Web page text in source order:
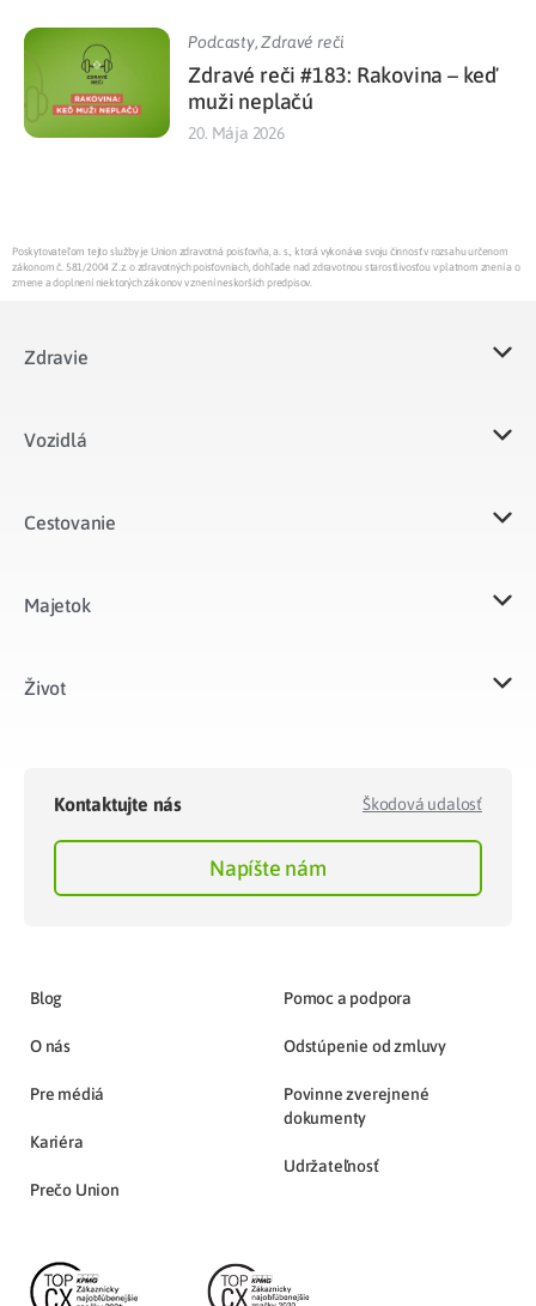
Podcasty,Zdravé reči
Zdravé reči #183: Rakovina – keď
muži neplačú
20. Mája 2026
Poskytovateľom tejto služby je Union zdravotná poisťovňa, a. s., ktorá vykonáva svoju činnosť v rozsahu určenom
zákonom č. 581/2004 Z.z. o zdravotných poisťovniach, dohľade nad zdravotnou starostlivosťou v platnom znení a o
zmene a doplnení niektorých zákonov v znení neskorších predpisov.
Zdravie
Vozidlá​
Cestovanie
Majetok​
Život​
Kontaktujte nás Škodová udalosť
Napíšte nám
Blog
O nás
Pre médiá
Kariéra
Prečo Union
Pomoc a podpora
Odstúpenie od zmluvy
Povinne zverejnené
dokumenty
Udržateľnosť